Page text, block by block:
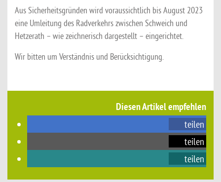
Aus Sicherheitsgründen wird voraussichtlich bis August 2023
eine Umleitung des Radverkehrs zwischen Schweich und
Hetzerath – wie zeichnerisch dargestellt – eingerichtet.
Wir bitten um Verständnis und Berücksichtigung.
Diesen Artikel empfehlen
teilen
teilen
teilen